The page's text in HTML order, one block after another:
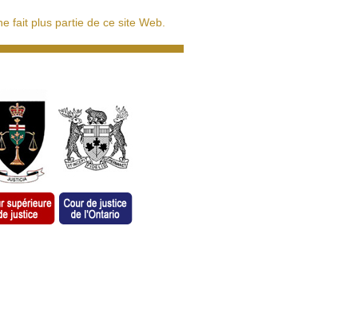
fait plus partie de ce site Web.